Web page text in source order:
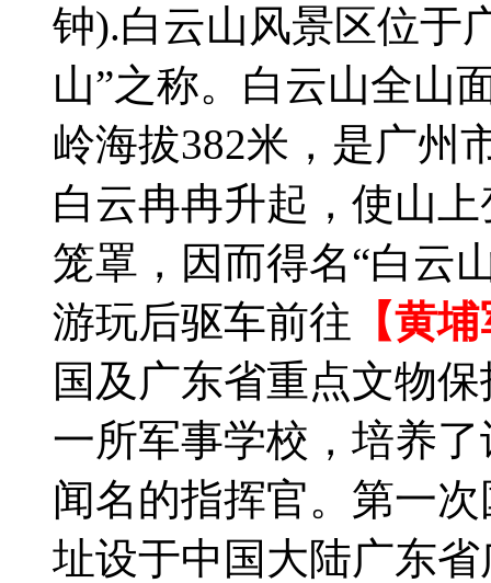
钟).白云山风景区位于
山”之称。白云山全山
岭海拔382米，是广州
白云冉冉升起，使山
笼罩，因而得名“白云
游玩后驱车前往 【黄
国及广东省重点文物
一所军事学校，培养
闻名的指挥官。第一
址设于中国大陆广东